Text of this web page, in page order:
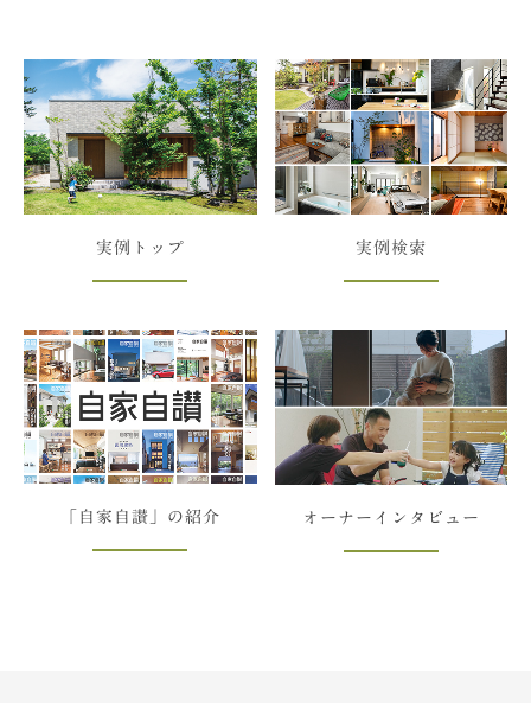
実例トップ 実例検索
「自家自讃」の紹介 オーナーインタビュー